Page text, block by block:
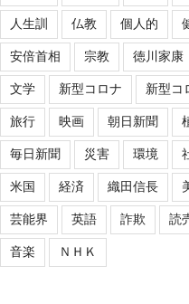
人生訓 仏教 個人的
安倍首相 宗教 徳川家康
文学 新型コロナ 新型コ
旅行 映画 朝日新聞
毎日新聞 災害 環境
米国 経済 織田信長
芸能界 英語 詐欺 読
音楽 ＮＨＫ